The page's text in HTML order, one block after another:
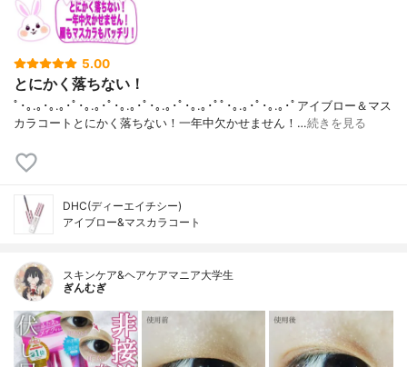
5.00
とにかく落ちない！
ﾟ･｡.｡･｡.｡･ﾟ･｡.｡･ﾟ･｡.｡･ﾟ･｡.｡･ﾟ･｡.｡･ﾟﾟ･｡.｡･ﾟ･｡.｡･ﾟアイブロー＆マス
カラコートとにかく落ちない！一年中欠かせません！…続きを見る
DHC(ディーエイチシー)
アイブロー&マスカラコート
スキンケア&ヘアケアマニア大学生
ぎんむぎ